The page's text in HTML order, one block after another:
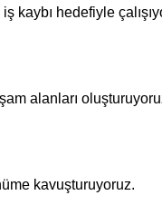
kaybı hedefiyle
alanları
kavuşturuyoruz.